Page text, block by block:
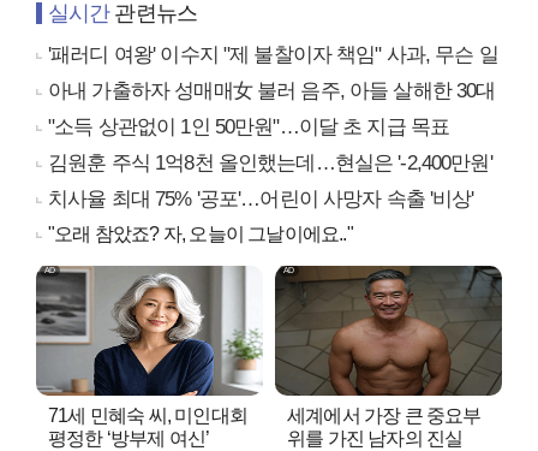
실시간관련뉴스
'패러디 여왕' 이수지 "제 불찰이자 책임" 사과, 무슨 일
아내 가출하자 성매매女 불러 음주, 아들 살해한 30대
"소득 상관없이 1인 50만원"…이달 초 지급 목표
김원훈 주식 1억8천 올인했는데…현실은 '-2,400만원'
치사율 최대 75% '공포'…어린이 사망자 속출 '비상'
"오래 참았죠? 자, 오늘이 그날이에요.."
71세 민혜숙 씨, 미인대회
평정한 ‘방부제 여신’
세계에서 가장 큰 중요부
위를 가진 남자의 진실